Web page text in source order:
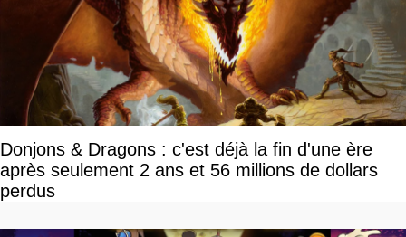
Donjons & Dragons : c'est déjà la fin d'une ère
après seulement 2 ans et 56 millions de dollars
perdus